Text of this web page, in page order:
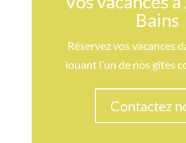
Bains
Réservez vos vacances
louant l’un de nos gîtes
Contactez